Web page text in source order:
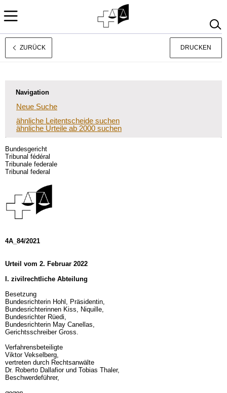
Français
ZURÜCK DRUCKEN
Navigation
Neue Suche
ähnliche Leitentscheide suchen
ähnliche Urteile ab 2000 suchen
Bundesgericht
Tribunal fédéral
Tribunale federale
Tribunal federal
4A_84/2021
Urteil vom 2. Februar 2022
I. zivilrechtliche Abteilung
Besetzung
Bundesrichterin Hohl, Präsidentin,
Bundesrichterinnen Kiss, Niquille,
Bundesrichter Rüedi,
Bundesrichterin May Canellas,
Gerichtsschreiber Gross.
Verfahrensbeteiligte
Viktor Vekselberg,
vertreten durch Rechtsanwälte
Dr. Roberto Dallafior und Tobias Thaler,
Beschwerdeführer,